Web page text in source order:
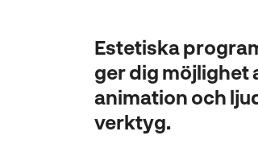
Estetiska
ger dig möjlighet
animation och
verktyg.